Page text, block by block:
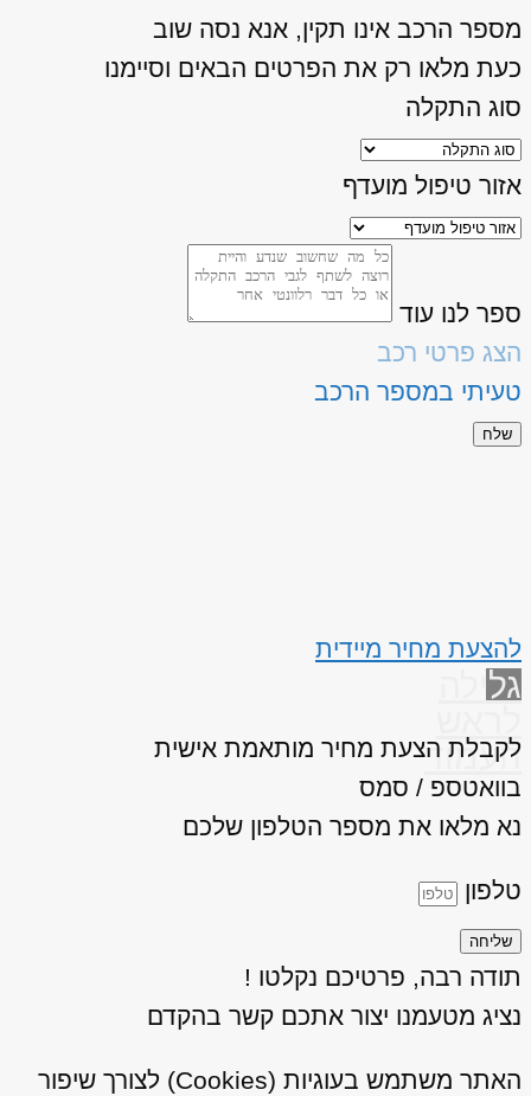
מספר הרכב אינו תקין, אנא נסה שוב
כעת מלאו רק את הפרטים הבאים וסיימנו
סוג התקלה
אזור טיפול מועדף
ספר לנו עוד
הצג פרטי רכב
טעיתי במספר הרכב
שלח
להצעת מחיר מיידית
גלילה
העמוד
לקבלת הצעת מחיר מותאמת אישית
בוואטספ / סמס
נא מלאו את מספר הטלפון שלכם
טלפון
שליחה
תודה רבה, פרטיכם נקלטו !
נציג מטעמנו יצור אתכם קשר בהקדם
האתר משתמש בעוגיות (Cookies) לצורך שיפור